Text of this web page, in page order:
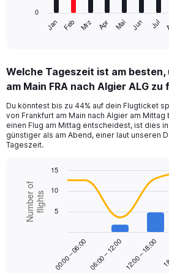
Range:
12
The
chart
has
1
displaying
values.
Range:
Jan Feb Mrz Apr Mai Jun Jul
0
Welche Tageszeit ist am besten,
am Main FRA nach Algier ALG zu
Du könntest bis zu 44% auf dein Flugticket
von Frankfurt am Main nach Algier am Mittag
einen Flug am Mittag entscheidest, ist dies
günstiger als am Abend, einer laut unseren
Tageszeit.
Combination
chart
with
data
Chart
graphic.
Number offlights
00:00 – 06:00 06:00 – 12:00 12:00 – 18:00
5
10
15